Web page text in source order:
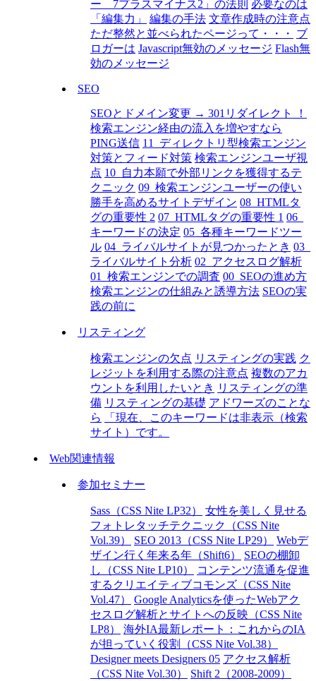
ー 7プラスマイナス2」の法則 必要なのは
「編集力」
編集の手法 文章作成時の注意点
ただ整然と並べられたページって・・・
ブ
ロガーは Javascript無効のメッセージ Flash無
効のメッセージ
SEO
SEOとドメイン変更 → 301リダイレクト ！
検索エンジン経由の流入を増やすなら
PING送信 11_ディレクトリ型検索エンジン
対策とフィード対策 検索エンジンユーザ視
点 10_自力本願で外部リンクを獲得するテ
クニック 09_検索エンジンユーザーの使い
勝手を高めるサイトデザイン 08_HTMLタ
グの重要性 2 07_HTMLタグの重要性 1 06_
キーワードの決定 05_各種キーワードツー
ル 04_ライバルサイトが見つかったとき 03_
ライバルサイト分析 02_アクセスログ解析
01_検索エンジンでの調査 00_SEOの進め方
検索エンジンの仕組みと誘導方法 SEOの実
践の前に
リスティング
検索エンジンの欠点 リスティングの実践 ク
レジットを利用する際の注意点 複数のアカ
ウントを利用したいとき リスティングの準
備 リスティングの基礎 アドワーズのことな
ら
「現在、このキーワードは非表示（検索
サイト）です。
Web関連情報
参加セミナー
Sass（CSS Nite LP32）
女性を美しく見せる
フォトレタッチテクニック（CSS Nite
Vol.39）
SEO 2013（CSS Nite LP29）
Webデ
ザイン行く年来る年（Shift6）
SEOの棚卸
し（CSS Nite LP10）
コンテンツ流通を促進
するクリエイティブコモンズ（CSS Nite
Vol.47）
Google Analyticsを使ったWebアク
セスログ解析とサイトへの反映（CSS Nite
LP8）
海外IA最新レポート：これからのIA
が担っていく役割（CSS Nite Vol.38）
Designer meets Designers 05 アクセス解析
（CSS Nite Vol.30）
Shift 2（2008-2009）